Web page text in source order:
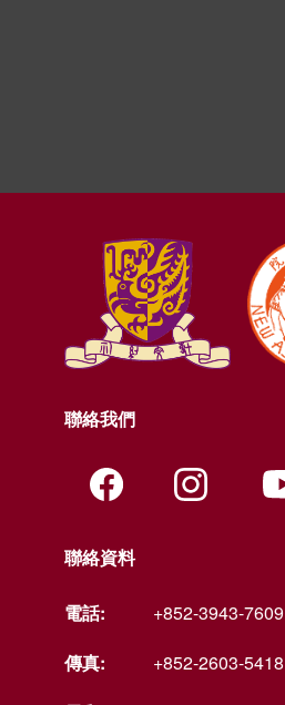
聯絡我們
聯絡資料
電話:
+852-3943-7609
傳真:
+852-2603-5418